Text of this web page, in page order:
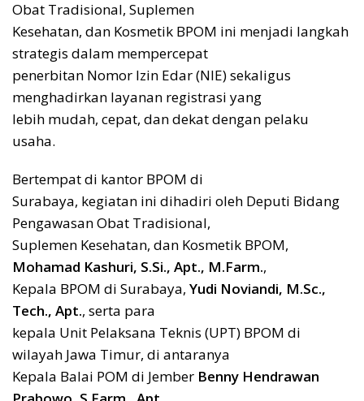
Obat Tradisional, Suplemen
Kesehatan, dan Kosmetik BPOM ini menjadi langkah
strategis dalam mempercepat
penerbitan Nomor Izin Edar (NIE) sekaligus
menghadirkan layanan registrasi yang
lebih mudah, cepat, dan dekat dengan pelaku
usaha.
Bertempat di kantor BPOM di
Surabaya, kegiatan ini dihadiri oleh Deputi Bidang
Pengawasan Obat Tradisional,
Suplemen Kesehatan, dan Kosmetik BPOM,
Mohamad Kashuri, S.Si., Apt., M.Farm.,
Kepala BPOM di Surabaya, Yudi Noviandi, M.Sc.,
Tech., Apt., serta para
kepala Unit Pelaksana Teknis (UPT) BPOM di
wilayah Jawa Timur, di antaranya
Kepala Balai POM di Jember Benny Hendrawan